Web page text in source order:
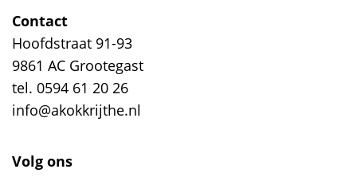
Contact
Hoofdstraat 91-93
9861 AC Grootegast
tel. 0594 61 20 26
info@akokkrijthe.nl
Volg ons